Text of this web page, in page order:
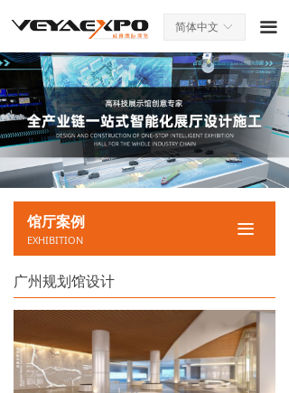
ꀅ
简体中文 끀
广州规划馆设计
끀
馆厅案例
EXHIBITION